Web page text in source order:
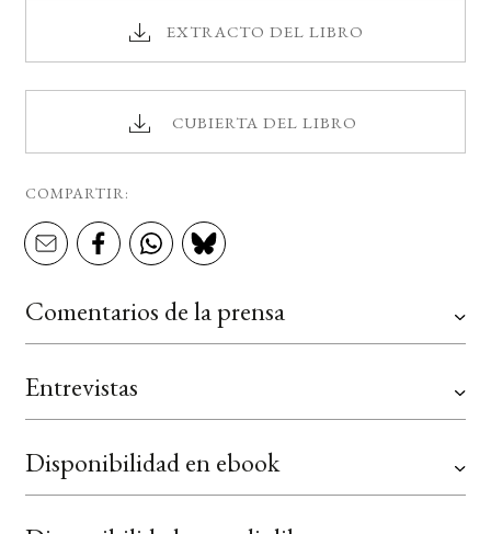
EXTRACTO DEL LIBRO
CUBIERTA DEL LIBRO
COMPARTIR:
Comentarios de la prensa
Entrevistas
Disponibilidad en ebook